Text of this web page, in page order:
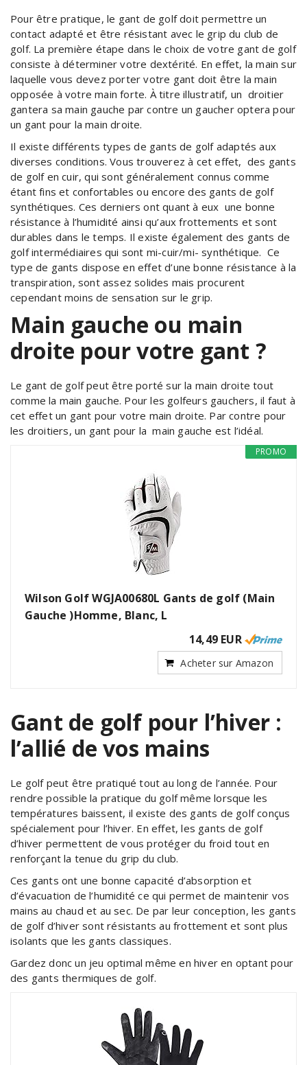
Pour être pratique, le gant de golf doit permettre un
contact adapté et être résistant avec le grip du club de
golf. La première étape dans le choix de votre gant de golf
consiste à déterminer votre dextérité. En effet, la main sur
laquelle vous devez porter votre gant doit être la main
opposée à votre main forte. À titre illustratif, un droitier
gantera sa main gauche par contre un gaucher optera pour
un gant pour la main droite.
Il existe différents types de gants de golf adaptés aux
diverses conditions. Vous trouverez à cet effet, des gants
de golf en cuir, qui sont généralement connus comme
étant fins et confortables ou encore des gants de golf
synthétiques. Ces derniers ont quant à eux une bonne
résistance à l’humidité ainsi qu’aux frottements et sont
durables dans le temps. Il existe également des gants de
golf intermédiaires qui sont mi-cuir/mi- synthétique. Ce
type de gants dispose en effet d’une bonne résistance à la
transpiration, sont assez solides mais procurent
cependant moins de sensation sur le grip.
Main gauche ou main
droite pour votre gant ?
Le gant de golf peut être porté sur la main droite tout
comme la main gauche. Pour les golfeurs gauchers, il faut à
cet effet un gant pour votre main droite. Par contre pour
les droitiers, un gant pour la main gauche est l’idéal.
PROMO
Wilson Golf WGJA00680L Gants de golf (Main
Gauche )Homme, Blanc, L
14,49 EUR
Acheter sur Amazon
Gant de golf pour l’hiver :
l’allié de vos mains
Le golf peut être pratiqué tout au long de l’année. Pour
rendre possible la pratique du golf même lorsque les
températures baissent, il existe des gants de golf conçus
spécialement pour l’hiver. En effet, les gants de golf
d’hiver permettent de vous protéger du froid tout en
renforçant la tenue du grip du club.
Ces gants ont une bonne capacité d’absorption et
d’évacuation de l’humidité ce qui permet de maintenir vos
mains au chaud et au sec. De par leur conception, les gants
de golf d’hiver sont résistants au frottement et sont plus
isolants que les gants classiques.
Gardez donc un jeu optimal même en hiver en optant pour
des gants thermiques de golf.